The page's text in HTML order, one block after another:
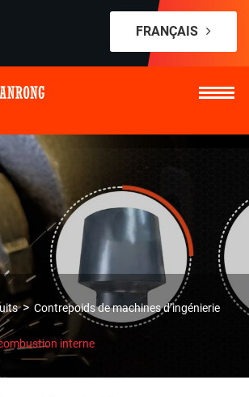
FRANÇAIS
Contrepoids de machines d’ingénierie
interne